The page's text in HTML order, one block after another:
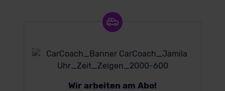
Wir arbeiten am Abo!